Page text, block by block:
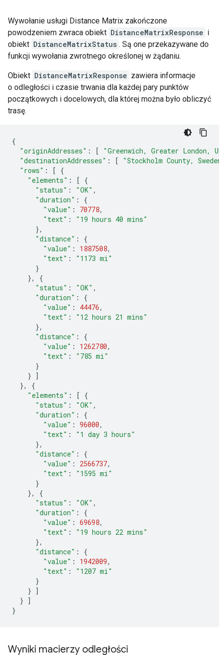
Wywołanie usługi Distance Matrix zakończone
powodzeniem zwraca obiekt DistanceMatrixResponse i
obiekt DistanceMatrixStatus . Są one przekazywane do
funkcji wywołania zwrotnego określonej w żądaniu.
Obiekt DistanceMatrixResponse zawiera informacje
o odległości i czasie trwania dla każdej pary punktów
początkowych i docelowych, dla której można było obliczyć
trasę.
{
"originAddresses" : [
"Greenwich, Greater London,
"destinationAddresses" : [
"Stockholm County,
"rows" : [ {
"elements" : [ {
"status" : "OK" ,
"duration" :
{
"value" : 70778,
"text" :
"19 hours 40 mins"
},
"distance" :
{
"value" : 1887508,
"text" :
"1173 mi"
}
},
{
"status" : "OK" ,
"duration" :
{
"value" : 44476,
"text" :
"12 hours 21 mins"
},
"distance" :
{
"value" : 1262780,
"text" :
"785 mi"
}
} ]
},
{
"elements" : [ {
"status" : "OK" ,
"duration" :
{
"value" : 96000,
"text" :
"1 day 3 hours"
},
"distance" :
{
"value" : 2566737,
"text" :
"1595 mi"
}
},
{
"status" : "OK" ,
"duration" :
{
"value" : 69698,
"text" :
"19 hours 22 mins"
},
"distance" :
{
"value" : 1942009,
"text" :
"1207 mi"
}
} ]
} ]
}
Wyniki macierzy odległości